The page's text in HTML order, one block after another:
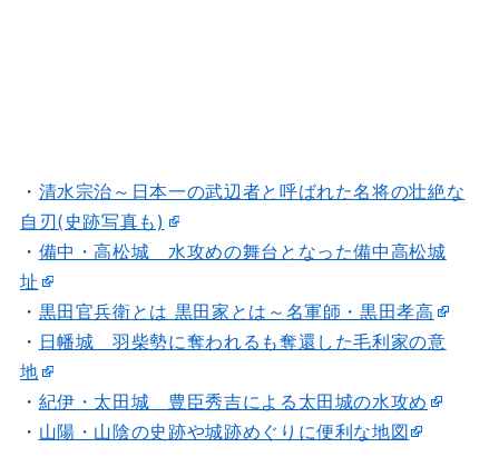
・ 清水宗治～日本一の武辺者と呼ばれた名将の壮絶な
自刃(史跡写真も)
・ 備中・高松城 水攻めの舞台となった備中高松城
址
・ 黒田官兵衛とは 黒田家とは～名軍師・黒田孝高
・ 日幡城 羽柴勢に奪われるも奪還した毛利家の意
地
・ 紀伊・太田城 豊臣秀吉による太田城の水攻め
・ 山陽・山陰の史跡や城跡めぐりに便利な地図